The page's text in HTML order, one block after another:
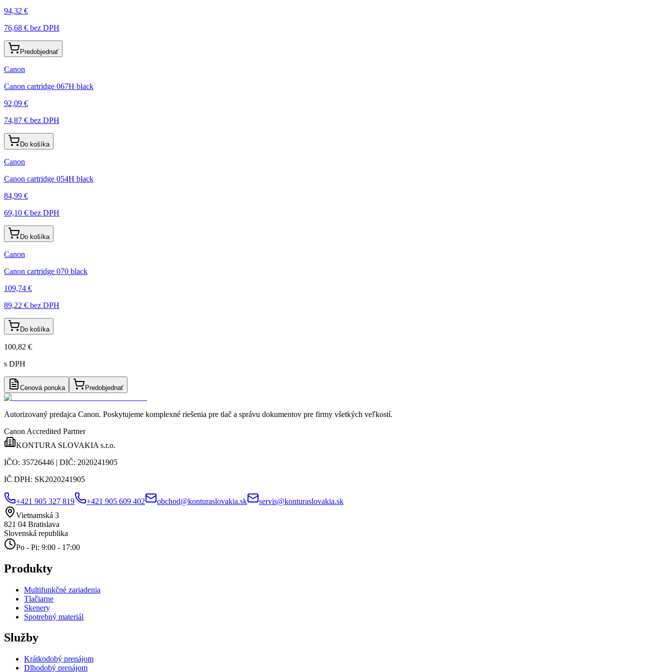
94,32 €
76,68 € bez DPH
Predobjednať
Canon
Canon cartridge 067H black
92,09 €
74,87 € bez DPH
Do košíka
Canon
Canon cartridge 054H black
84,99 €
69,10 € bez DPH
Do košíka
Canon
Canon cartridge 070 black
109,74 €
89,22 € bez DPH
Do košíka
100,82 €
s DPH
Cenová ponuka Predobjednať
Autorizovaný predajca Canon. Poskytujeme komplexné riešenia pre tlač a správu dokumentov pre firmy všetkých veľkostí.
Canon Accredited Partner
KONTURA SLOVAKIA s.r.o.
IČO: 35726446 | DIČ: 2020241905
IČ DPH: SK2020241905
+421 905 327 819 +421 905 609 402 obchod@konturaslovakia.sk
servis@konturaslovakia.sk
Vietnamská 3
821 04 Bratislava
Slovenská republika
Po - Pi: 9:00 - 17:00
Produkty
Multifunkčné zariadenia
Tlačiarne
Skenery
Spotrebný materiál
Služby
Krátkodobý prenájom
Dlhodobý prenájom